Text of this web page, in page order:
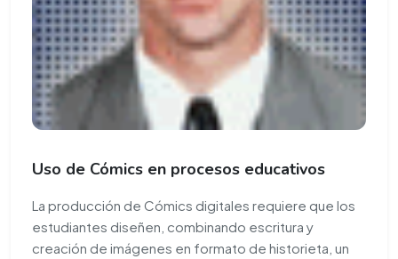
Uso de Cómics en procesos educativos
La producción de Cómics digitales requiere que los
estudiantes diseñen, combinando escritura y
creación de imágenes en formato de historieta, un